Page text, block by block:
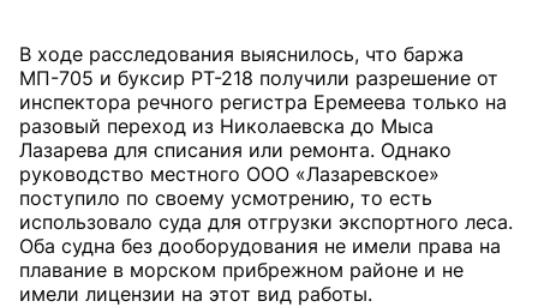
В ходе расследования выяснилось, что баржа
МП-705 и буксир РТ-218 получили разрешение от
инспектора речного регистра Еремеева только на
разовый переход из Николаевска до Мыса
Лазарева для списания или ремонта. Однако
руководство местного ООО «Лазаревское»
поступило по своему усмотрению, то есть
использовало суда для отгрузки экспортного леса.
Оба судна без дооборудования не имели права на
плавание в морском прибрежном районе и не
имели лицензии на этот вид работы.